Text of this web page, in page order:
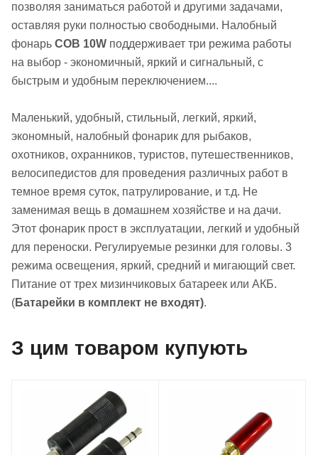
позволяя заниматься работой и другими задачами,
оставляя руки полностью свободными. Налобный
фонарь COB 10W поддерживает три режима работы
на выбор - экономичный, яркий и сигнальный, с
быстрым и удобным переключением....
Маленький, удобный, стильный, легкий, яркий,
экономный, налобный фонарик для рыбаков,
охотников, охранников, туристов, путешественников,
велосипедистов для проведения различных работ в
темное время суток, патрулирование, и т.д. Не
заменимая вещь в домашнем хозяйстве и на дачи.
Этот фонарик прост в эксплуатации, легкий и удобный
для переноски. Регулируемые резинки для головы. 3
режима освещения, яркий, средний и мигающий свет.
Питание от трех мизинчиковых батареек или АКБ.
(Батарейки в комплект не входят).
З цим товаром купують